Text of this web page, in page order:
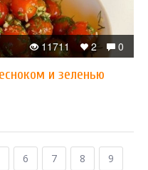
0
2
11711
и зеленью
6 7 8
9